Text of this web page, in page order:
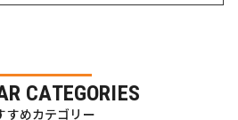
CATEGORIES
すめカテゴリー